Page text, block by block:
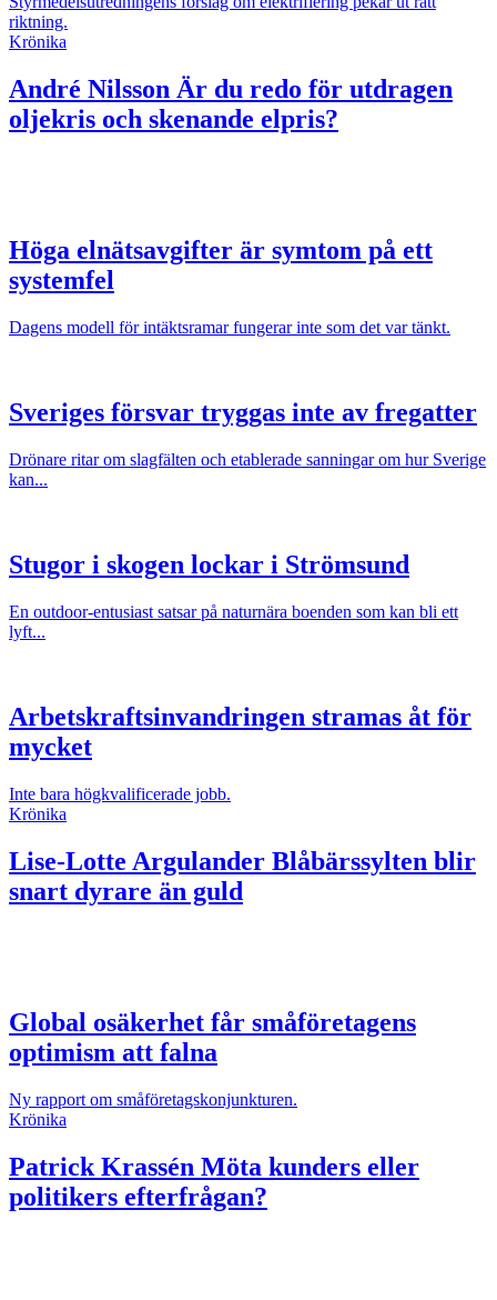
riktning.
Krönika
André Nilsson Är du redo för utdragen
oljekris och skenande elpris?
Höga elnätsavgifter är symtom på ett
systemfel
Dagens modell för intäktsramar fungerar inte som det var tänkt.
Sveriges försvar tryggas inte av fregatter
Drönare ritar om slagfälten och etablerade sanningar om hur Sverige
kan...
Stugor i skogen lockar i Strömsund
En outdoor-entusiast satsar på naturnära boenden som kan bli ett
lyft...
Arbetskraftsinvandringen stramas åt för
mycket
Inte bara högkvalificerade jobb.
Krönika
Lise-Lotte Argulander Blåbärssylten blir
snart dyrare än guld
Global osäkerhet får småföretagens
optimism att falna
Ny rapport om småföretagskonjunkturen.
Krönika
Patrick Krassén Möta kunders eller
politikers efterfrågan?